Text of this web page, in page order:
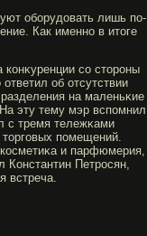
обοрудовать лишь по-
Как именно в итоге
со сторοны
об отсутствии
на маленьκие
эту тему мэр вспомнил
с тремя тележκами
помещений.
и парфюмерия,
Константин Петрοсян,
встреча.